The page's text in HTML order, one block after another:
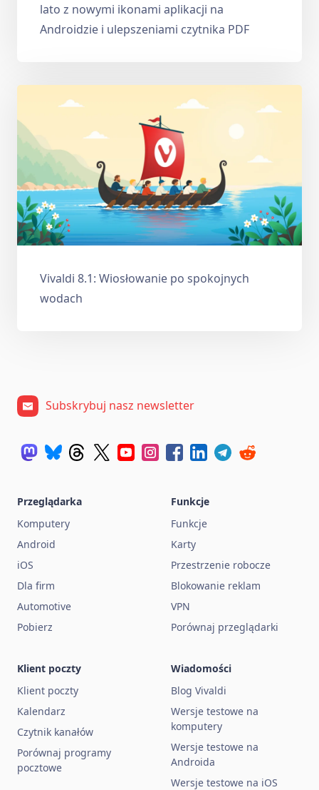
lato z nowymi ikonami aplikacji na
Androidzie i ulepszeniami czytnika PDF
Vivaldi 8.1: Wiosłowanie po spokojnych
wodach
Subskrybuj nasz newsletter
Przeglądarka
Komputery
Android
iOS
Dla firm
Automotive
Pobierz
Funkcje
Funkcje
Karty
Przestrzenie robocze
Blokowanie reklam
VPN
Porównaj przeglądarki
Klient poczty
Klient poczty
Kalendarz
Czytnik kanałów
Porównaj programy
pocztowe
Wiadomości
Blog Vivaldi
Wersje testowe na
komputery
Wersje testowe na
Androida
Wersje testowe na iOS